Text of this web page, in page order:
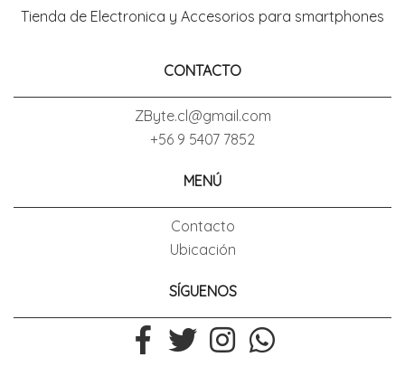
Tienda de Electronica y Accesorios para smartphones
CONTACTO
ZByte.cl@gmail.com
+56 9 5407 7852
MENÚ
Contacto
Ubicación
SÍGUENOS